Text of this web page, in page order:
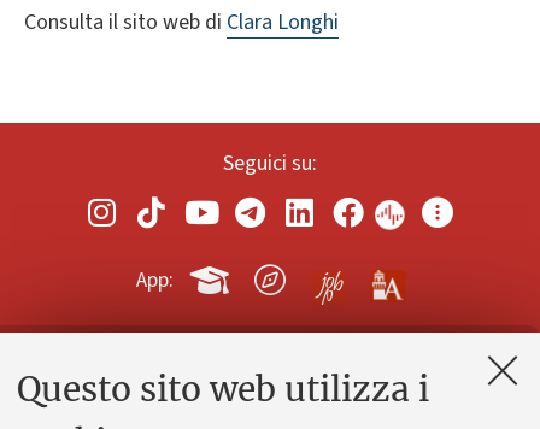
Questo sito web utilizza i
Consulta il sito web di Clara Longhi
Seguici su:
App:
Contatti e PEC